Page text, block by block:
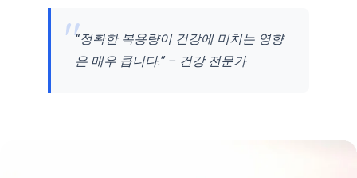
“정확한 복용량이 건강에 미치는 영향
은 매우 큽니다.” – 건강 전문가